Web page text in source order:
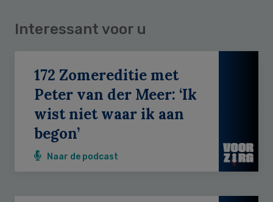
Interessant voor u
172 Zomereditie met
Peter van der Meer: ‘Ik
wist niet waar ik aan
begon’
Naar de podcast